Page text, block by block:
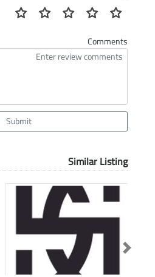
Comments
Submit
Similar Listing
Next